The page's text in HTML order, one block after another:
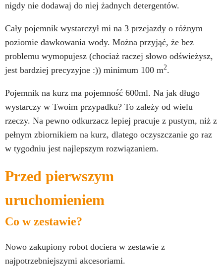
nigdy nie dodawaj do niej żadnych detergentów.
Cały pojemnik wystarczył mi na 3 przejazdy o różnym
poziomie dawkowania wody. Można przyjąć, że bez
problemu wymopujesz (chociaż raczej słowo odświeżysz,
jest bardziej precyzyjne :)) minimum 100 m2.
Pojemnik na kurz ma pojemność 600ml. Na jak długo
wystarczy w Twoim przypadku? To zależy od wielu
rzeczy. Na pewno odkurzacz lepiej pracuje z pustym, niż z
pełnym zbiornikiem na kurz, dlatego oczyszczanie go raz
w tygodniu jest najlepszym rozwiązaniem.
Przed pierwszym
uruchomieniem
Co w zestawie?
Nowo zakupiony robot dociera w zestawie z
najpotrzebniejszymi akcesoriami.